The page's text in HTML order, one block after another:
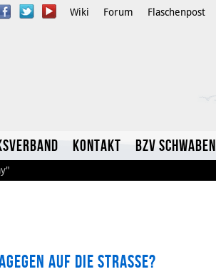
YouTube
Wiki Forum Flaschenpost
Kontakt BzV Schwaben
auf die Strasse?